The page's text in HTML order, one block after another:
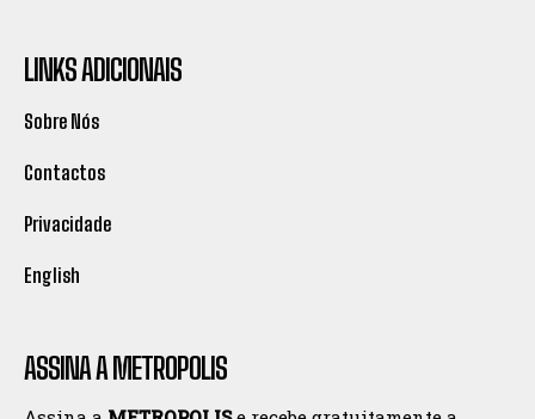
LINKS ADICIONAIS
Sobre Nós
Contactos
Privacidade
English
ASSINA A METROPOLIS